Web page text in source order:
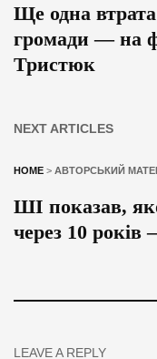
Ще одна
громади — на
Тристюк
NEXT ARTICLES
HOME > АВТОРСЬКИЙ
ШІ показав,
через 10
LEAVE A REPLY